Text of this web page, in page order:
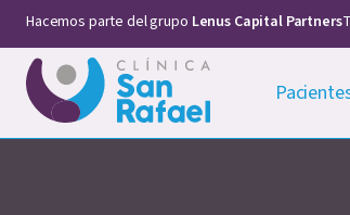
Hacemos parte del grupo Lenus Capital Partners